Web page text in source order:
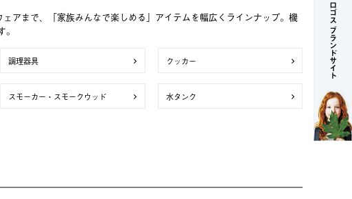
アまで、「家族みんなで楽しめる」アイテムを幅広くラインナップ。機
調理器具 クッカー
スモーカー・スモークウッド 水タンク
ロゴス ブランドサイト